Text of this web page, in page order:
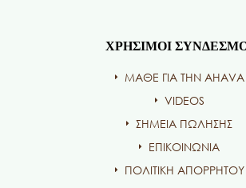
ΧΡΗΣΙΜΟΙ
ΜΑΘΕ ΓΙΑ ΤΗΝ AHAVA
VIDEOS
ΣΗΜΕΙΑ ΠΩΛΗΣΗΣ
ΕΠΙΚΟΙΝΩΝΙΑ
ΠΟΛΙΤΙΚΗ ΑΠΟΡΡΗΤΟΥ